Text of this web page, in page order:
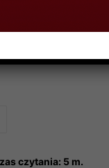
czytania: 5 m.